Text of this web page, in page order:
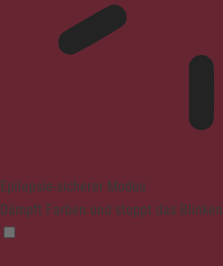
Epilepsie-sicherer Modus
Dämpft Farben und stoppt das Blinken